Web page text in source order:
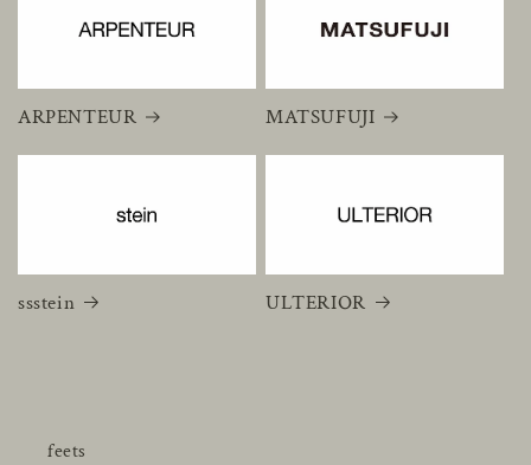
ARPENTEUR MATSUFUJI
ssstein ULTERIOR
feets